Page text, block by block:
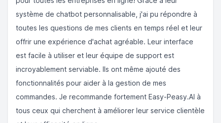
système de chatbot personnalisable, j'ai pu répondre à
toutes les questions de mes clients en temps réel et leur
offrir une expérience d'achat agréable. Leur interface
est facile à utiliser et leur équipe de support est
incroyablement serviable. Ils ont même ajouté des
fonctionnalités pour aider à la gestion de mes
commandes. Je recommande fortement Easy-Peasy.AI à
tous ceux qui cherchent à améliorer leur service clientèle